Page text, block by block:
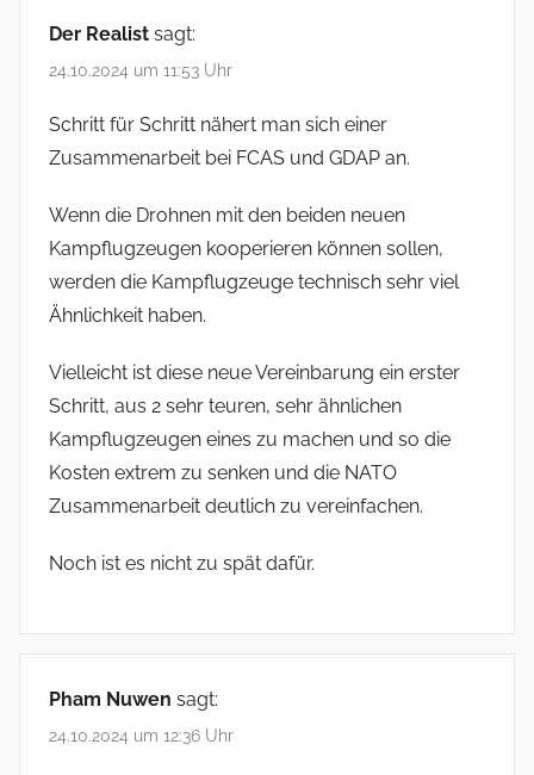
Der Realist sagt:
24.10.2024 um 11:53 Uhr
Schritt für Schritt nähert man sich einer
Zusammenarbeit bei FCAS und GDAP an.
Wenn die Drohnen mit den beiden neuen
Kampflugzeugen kooperieren können sollen,
werden die Kampflugzeuge technisch sehr viel
Ähnlichkeit haben.
Vielleicht ist diese neue Vereinbarung ein erster
Schritt, aus 2 sehr teuren, sehr ähnlichen
Kampflugzeugen eines zu machen und so die
Kosten extrem zu senken und die NATO
Zusammenarbeit deutlich zu vereinfachen.
Noch ist es nicht zu spät dafür.
Pham Nuwen sagt:
24.10.2024 um 12:36 Uhr